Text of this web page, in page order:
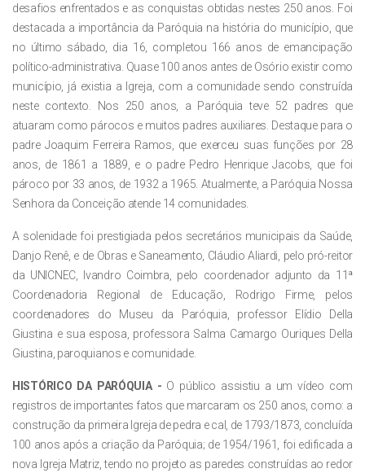
desafios enfrentados e as conquistas obtidas nestes 250 anos. Foi
destacada a importância da Paróquia na história do município, que
no último sábado, dia 16, completou 166 anos de emancipação
político-administrativa. Quase 100 anos antes de Osório existir como
município, já existia a Igreja, com a comunidade sendo construída
neste contexto. Nos 250 anos, a Paróquia teve 52 padres que
atuaram como párocos e muitos padres auxiliares. Destaque para o
padre Joaquim Ferreira Ramos, que exerceu suas funções por 28
anos, de 1861 a 1889, e o padre Pedro Henrique Jacobs, que foi
pároco por 33 anos, de 1932 a 1965. Atualmente, a Paróquia Nossa
Senhora da Conceição atende 14 comunidades.
A solenidade foi prestigiada pelos secretários municipais da Saúde,
Danjo Renê, e de Obras e Saneamento, Cláudio Aliardi, pelo pró-reitor
da UNICNEC, Ivandro Coimbra, pelo coordenador adjunto da 11ª
Coordenadoria Regional de Educação, Rodrigo Firme, pelos
coordenadores do Museu da Paróquia, professor Elídio Della
Giustina e sua esposa, professora Salma Camargo Ouriques Della
Giustina, paroquianos e comunidade.
HISTÓRICO DA PARÓQUIA - O público assistiu a um vídeo com
registros de importantes fatos que marcaram os 250 anos, como: a
construção da primeira Igreja de pedra e cal, de 1793/1873, concluída
100 anos após a criação da Paróquia; de 1954/1961, foi edificada a
nova Igreja Matriz, tendo no projeto as paredes construídas ao redor